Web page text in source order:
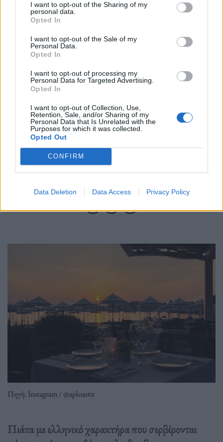
I want to opt-out of the Sharing of my
personal data.
Opted In
I want to opt-out of the Sale of my
Personal Data.
Opted In
I want to opt-out of processing my
Personal Data for Targeted Advertising.
Opted In
I want to opt-out of Collection, Use,
Retention, Sale, and/or Sharing of my
Personal Data that Is Unrelated with the
Purposes for which it was collected.
Opted Out
CONFIRM
Data Deletion Data Access Privacy Policy
Πιάτα με ελληνικό χαρακτήρα που
σερβίρονται πάνω στη άμμο με θέα το
ηλιοβασίλεμα.
20.06.2023
Πηγή: Instagram / @aploastir
Πιάτα με ελληνικό χαρακτήρα που σερβίρονται